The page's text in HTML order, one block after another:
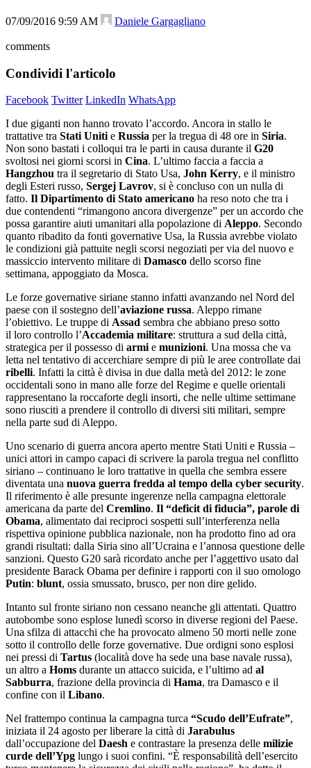
07/09/2016 9:59 AM Daniele Gargagliano
comments
Condividi l'articolo
Facebook Twitter LinkedIn WhatsApp
I due giganti non hanno trovato l’accordo. Ancora in stallo le
trattative tra Stati Uniti e Russia per la tregua di 48 ore in Siria.
Non sono bastati i colloqui tra le parti in causa durante il G20
svoltosi nei giorni scorsi in Cina. L’ultimo faccia a faccia a
Hangzhou tra il segretario di Stato Usa, John Kerry, e il ministro
degli Esteri russo, Sergej Lavrov, si è concluso con un nulla di
fatto. Il Dipartimento di Stato americano ha reso noto che tra i
due contendenti “rimangono ancora divergenze” per un accordo che
possa garantire aiuti umanitari alla popolazione di Aleppo. Secondo
quanto ribadito da fonti governative Usa, la Russia avrebbe violato
le condizioni già pattuite negli scorsi negoziati per via del nuovo e
massiccio intervento militare di Damasco dello scorso fine
settimana, appoggiato da Mosca.
Le forze governative siriane stanno infatti avanzando nel Nord del
paese con il sostegno dell’aviazione russa. Aleppo rimane
l’obiettivo. Le truppe di Assad sembra che abbiano preso sotto
il loro controllo l’Accademia militare: struttura a sud della città,
strategica per il possesso di armi e munizioni. Una mossa che va
letta nel tentativo di accerchiare sempre di più le aree controllate dai
ribelli. Infatti la città è divisa in due dalla metà del 2012: le zone
occidentali sono in mano alle forze del Regime e quelle orientali
rappresentano la roccaforte degli insorti, che nelle ultime settimane
sono riusciti a prendere il controllo di diversi siti militari, sempre
nella parte sud di Aleppo.
Uno scenario di guerra ancora aperto mentre Stati Uniti e Russia –
unici attori in campo capaci di scrivere la parola tregua nel conflitto
siriano – continuano le loro trattative in quella che sembra essere
diventata una nuova guerra fredda al tempo della cyber security.
Il riferimento è alle presunte ingerenze nella campagna elettorale
americana da parte del Cremlino. Il “deficit di fiducia”, parole di
Obama, alimentato dai reciproci sospetti sull’interferenza nella
rispettiva opinione pubblica nazionale, non ha prodotto fino ad ora
grandi risultati: dalla Siria sino all’Ucraina e l’annosa questione delle
sanzioni. Questo G20 sarà ricordato anche per l’aggettivo usato dal
presidente Barack Obama per definire i rapporti con il suo omologo
Putin: blunt, ossia smussato, brusco, per non dire gelido.
Intanto sul fronte siriano non cessano neanche gli attentati. Quattro
autobombe sono esplose lunedì scorso in diverse regioni del Paese.
Una sfilza di attacchi che ha provocato almeno 50 morti nelle zone
sotto il controllo delle forze governative. Due ordigni sono esplosi
nei pressi di Tartus (località dove ha sede una base navale russa),
un altro a Homs durante un attacco suicida, e l’ultimo ad al
Sabburra, frazione della provincia di Hama, tra Damasco e il
confine con il Libano.
Nel frattempo continua la campagna turca “Scudo dell’Eufrate”,
iniziata il 24 agosto per liberare la città di Jarabulus
dall’occupazione del Daesh e contrastare la presenza delle milizie
curde dell’Ypg lungo i suoi confini. “È responsabilità dell’esercito